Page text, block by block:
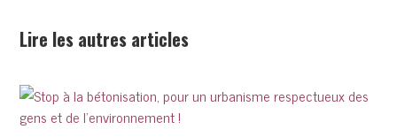
Lire les autres articles